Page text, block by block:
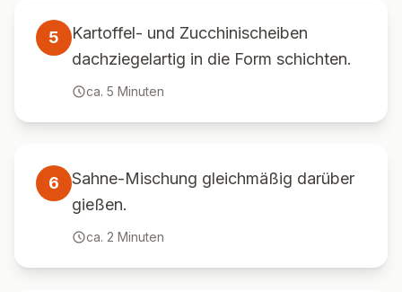
5
Kartoffel- und Zucchinischeiben
dachziegelartig in die Form schichten.
ca. 5 Minuten
6
Sahne-Mischung gleichmäßig darüber
gießen.
ca. 2 Minuten